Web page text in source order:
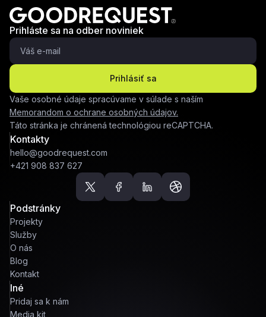
Prihláste sa na odber noviniek
Prihlásiť sa
Vaše osobné údaje spracúvame v súlade s naším
Memorandom o ochrane osobných údajov.
Táto stránka je chránená technológiou reCAPTCHA.
Kontakty
hello@goodrequest.com
+421 908 837 627
Podstránky
Projekty
Služby
O nás
Blog
Kontakt
Iné
Pridaj sa k nám
Media kit